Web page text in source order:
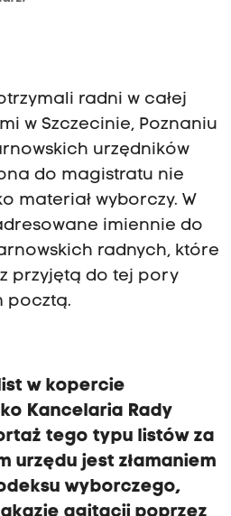
radni w całej
w Szczecinie, Poznaniu
urzędników
do magistratu nie
materiał wyborczy. W
imiennie do
radnych, które
przyjętą do tej pory
pocztą.
w kopercie
Kancelaria Rady
tego typu listów za
urzędu jest złamaniem
wyborczego,